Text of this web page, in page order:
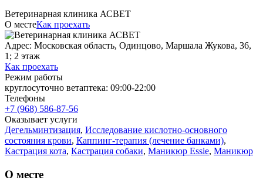
Ветеринарная клиника АСВЕТ
О местеКак проехать
Адрес: Московская область, Одинцово, Маршала Жукова, 36,
1; 2 этаж
Как проехать
Режим работы
круглосуточно ветаптека: 09:00-22:00
Телефоны
+7 (968) 586-87-56
Оказывает услуги
Дегельминтизация, Исследование кислотно-основного
состояния крови, Каппинг-терапия (лечение банками),
Кастрация кота, Кастрация собаки, Маникюр Essie, Маникюр
кошке,Стерилизация кошки
О месте